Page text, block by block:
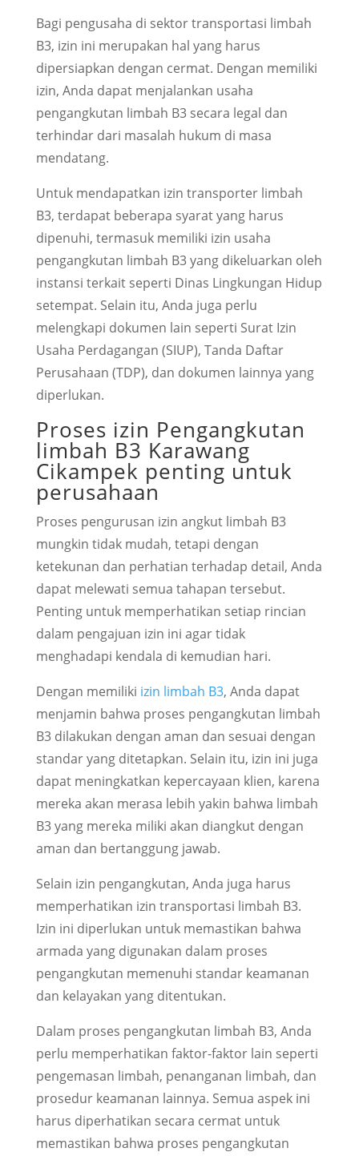
Bagi pengusaha di sektor transportasi limbah
B3, izin ini merupakan hal yang harus
dipersiapkan dengan cermat. Dengan memiliki
izin, Anda dapat menjalankan usaha
pengangkutan limbah B3 secara legal dan
terhindar dari masalah hukum di masa
mendatang.
Untuk mendapatkan izin transporter limbah
B3, terdapat beberapa syarat yang harus
dipenuhi, termasuk memiliki izin usaha
pengangkutan limbah B3 yang dikeluarkan oleh
instansi terkait seperti Dinas Lingkungan Hidup
setempat. Selain itu, Anda juga perlu
melengkapi dokumen lain seperti Surat Izin
Usaha Perdagangan (SIUP), Tanda Daftar
Perusahaan (TDP), dan dokumen lainnya yang
diperlukan.
Proses izin Pengangkutan
limbah B3 Karawang
Cikampek penting untuk
perusahaan
Proses pengurusan izin angkut limbah B3
mungkin tidak mudah, tetapi dengan
ketekunan dan perhatian terhadap detail, Anda
dapat melewati semua tahapan tersebut.
Penting untuk memperhatikan setiap rincian
dalam pengajuan izin ini agar tidak
menghadapi kendala di kemudian hari.
Dengan memiliki izin limbah B3, Anda dapat
menjamin bahwa proses pengangkutan limbah
B3 dilakukan dengan aman dan sesuai dengan
standar yang ditetapkan. Selain itu, izin ini juga
dapat meningkatkan kepercayaan klien, karena
mereka akan merasa lebih yakin bahwa limbah
B3 yang mereka miliki akan diangkut dengan
aman dan bertanggung jawab.
Selain izin pengangkutan, Anda juga harus
memperhatikan izin transportasi limbah B3.
Izin ini diperlukan untuk memastikan bahwa
armada yang digunakan dalam proses
pengangkutan memenuhi standar keamanan
dan kelayakan yang ditentukan.
Dalam proses pengangkutan limbah B3, Anda
perlu memperhatikan faktor-faktor lain seperti
pengemasan limbah, penanganan limbah, dan
prosedur keamanan lainnya. Semua aspek ini
harus diperhatikan secara cermat untuk
memastikan bahwa proses pengangkutan